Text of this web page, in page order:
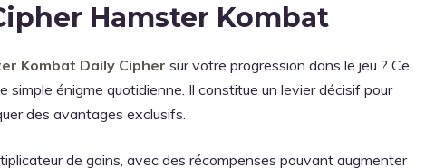
Hamster Kombat
Kombat Daily Cipher sur votre progression dans le jeu ? Ce
simple énigme quotidienne. Il constitue un levier décisif pour
des avantages exclusifs.
de gains, avec des récompenses pouvant augmenter